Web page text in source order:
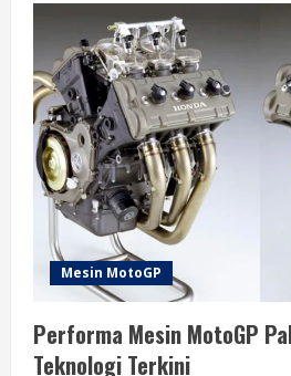
Mesin
Balap
MotoGP
Terkini:
Inovasi
dan
Perkembangan
Terbaru
Mesin MotoGP
Performa Mesin MotoGP
Teknologi Terkini